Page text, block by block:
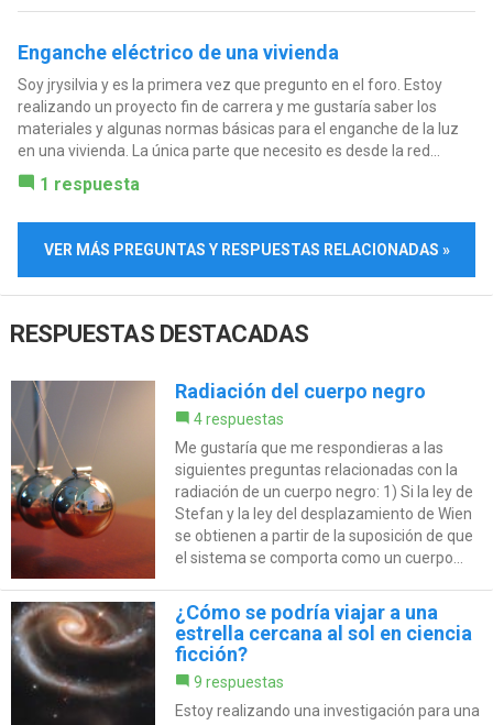
Enganche eléctrico de una vivienda
Soy jrysilvia y es la primera vez que pregunto en el foro. Estoy
realizando un proyecto fin de carrera y me gustaría saber los
materiales y algunas normas básicas para el enganche de la luz
en una vivienda. La única parte que necesito es desde la red...
1 respuesta
VER MÁS PREGUNTAS Y RESPUESTAS RELACIONADAS »
RESPUESTAS DESTACADAS
Radiación del cuerpo negro
4 respuestas
Me gustaría que me respondieras a las
siguientes preguntas relacionadas con la
radiación de un cuerpo negro: 1) Si la ley de
Stefan y la ley del desplazamiento de Wien
se obtienen a partir de la suposición de que
el sistema se comporta como un cuerpo...
¿Cómo se podría viajar a una
estrella cercana al sol en ciencia
ficción?
9 respuestas
Estoy realizando una investigación para una